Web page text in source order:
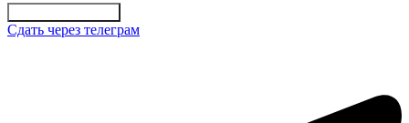
Сдать через телеграм